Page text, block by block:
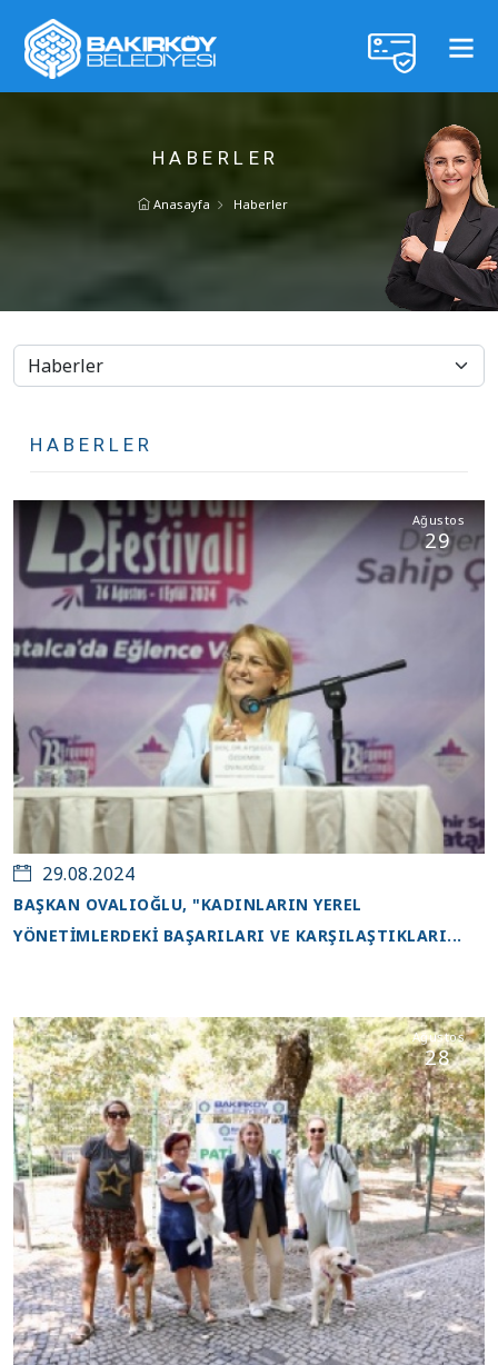
HABERLER
Anasayfa Haberler
HABERLER
Ağustos
29
29.08.2024
BAŞKAN OVALIOĞLU, "KADINLARIN YEREL
YÖNETİMLERDEKİ BAŞARILARI VE KARŞILAŞTIKLARI...
Ağustos
28